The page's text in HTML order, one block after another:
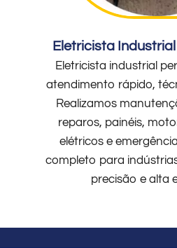
Eletricista
Eletricista industrial
atendimento rápido,
Realizamos
reparos, painéis,
elétricos e
completo para
precisão e alta